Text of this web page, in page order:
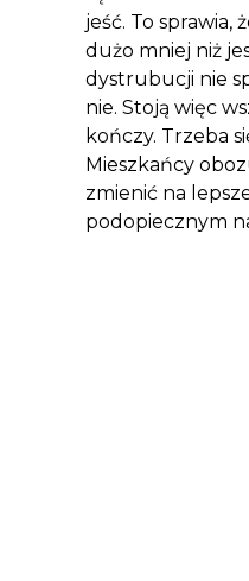
jeść. To sprawia,
dużo mniej niż
dystrubucji nie
nie. Stoją więc
kończy. Trzeba
Mieszkańcy
zmienić na
podopiecznym